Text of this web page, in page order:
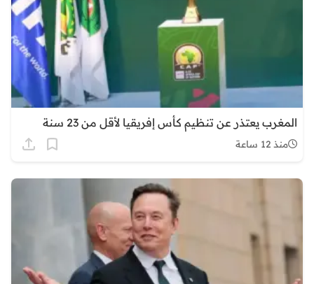
المغرب يعتذر عن تنظيم كأس إفريقيا لأقل من 23 سنة
منذ 12 ساعة